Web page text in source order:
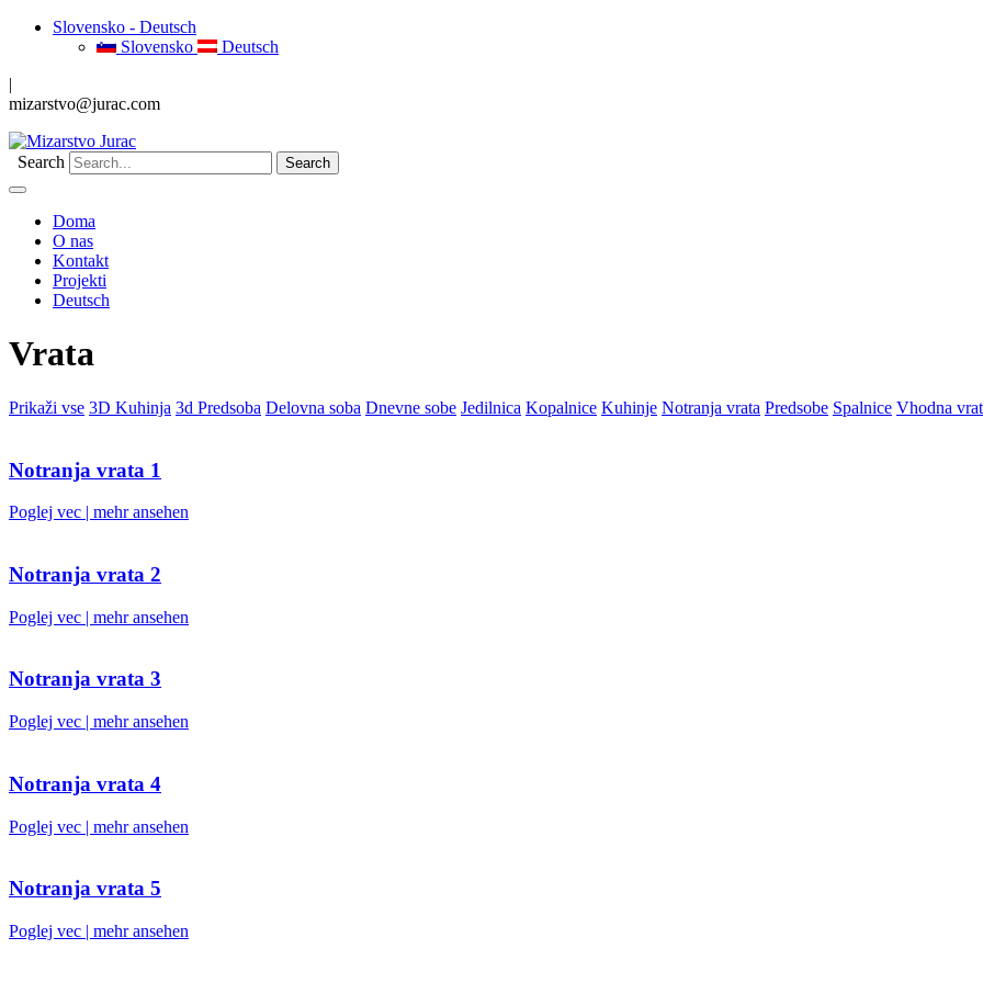
Slovensko - Deutsch
Slovensko
Deutsch
|
mizarstvo@jurac.com
Search
Doma
O nas
Kontakt
Projekti
Deutsch
Vrata
Prikaži vse 3D Kuhinja 3d Predsoba Delovna soba Dnevne sobe Jedilnica Kopalnice Kuhinje Notranja vrata Predsobe Spalnice Vhodna
Notranja vrata 1
Poglej vec | mehr ansehen
Notranja vrata 2
Poglej vec | mehr ansehen
Notranja vrata 3
Poglej vec | mehr ansehen
Notranja vrata 4
Poglej vec | mehr ansehen
Notranja vrata 5
Poglej vec | mehr ansehen